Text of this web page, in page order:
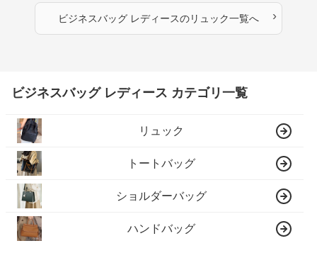
ビジネスバッグ レディースのリュック一覧へ ›
ビジネスバッグ レディース カテゴリ一覧
リュック
トートバッグ
ショルダーバッグ
ハンドバッグ